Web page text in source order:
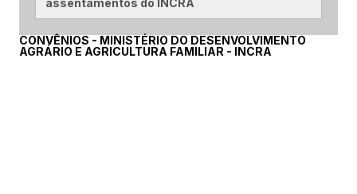
assentamentos do INCRA
CONVÊNIOS - MINISTÉRIO DO DESENVOLVIMENTO
AGRÁRIO E AGRICULTURA FAMILIAR - INCRA